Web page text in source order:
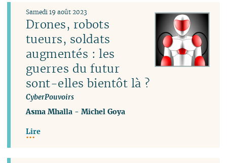
Drones, robots
tueurs, soldats
augmentés : les
guerres du futur
sont-elles bientôt là ?
CyberPouvoirs
Samedi 19 août 2023
Asma Mhalla -Michel Goya
Lire